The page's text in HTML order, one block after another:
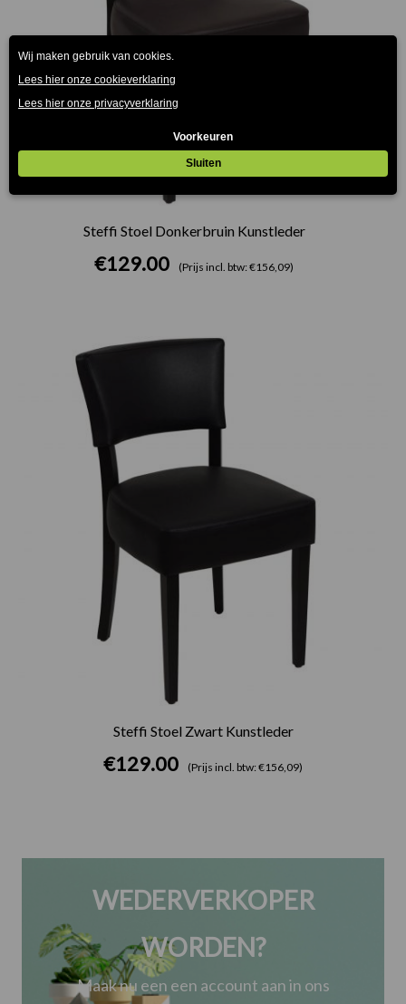
Steffi Stoel Donkerbruin Kunstleder
€129.00 (Prijs incl. btw: €156,09)
Steffi Stoel Zwart Kunstleder
€129.00 (Prijs incl. btw: €156,09)
WEDERVERKOPER
WORDEN?
Maak nu een een account aan in ons